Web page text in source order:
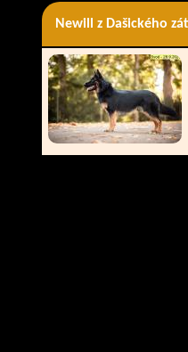
Newill z Dašického